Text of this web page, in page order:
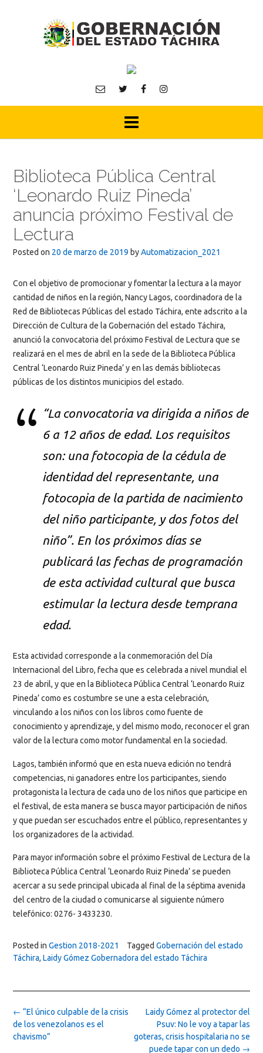
Biblioteca Pública Central
‘Leonardo Ruiz Pineda’
anuncia próximo Festival de
Lectura
Posted on 20 de marzo de 2019 byAutomatizacion_2021
Con el objetivo de promocionar y fomentar la lectura a la mayor
cantidad de niños en la región, Nancy Lagos, coordinadora de la
Red de Bibliotecas Públicas del estado Táchira, ente adscrito a la
Dirección de Cultura de la Gobernación del estado Táchira,
anunció la convocatoria del próximo Festival de Lectura que se
realizará en el mes de abril en la sede de la Biblioteca Pública
Central ‘Leonardo Ruiz Pineda’ y en las demás bibliotecas
públicas de los distintos municipios del estado.
“La convocatoria va dirigida a niños de
6 a 12 años de edad. Los requisitos
son: una fotocopia de la cédula de
identidad del representante, una
fotocopia de la partida de nacimiento
del niño participante, y dos fotos del
niño”. En los próximos días se
publicará las fechas de programación
de esta actividad cultural que busca
estimular la lectura desde temprana
edad.
Esta actividad corresponde a la conmemoración del Día
Internacional del Libro, fecha que es celebrada a nivel mundial el
23 de abril, y que en la Biblioteca Pública Central ‘Leonardo Ruiz
Pineda’ como es costumbre se une a esta celebración,
vinculando a los niños con los libros como fuente de
conocimiento y aprendizaje, y del mismo modo, reconocer el gran
valor de la lectura como motor fundamental en la sociedad.
Lagos, también informó que en esta nueva edición no tendrá
competencias, ni ganadores entre los participantes, siendo
protagonista la lectura de cada uno de los niños que participe en
el festival, de esta manera se busca mayor participación de niños
y que puedan ser escuchados entre el público, representantes y
los organizadores de la actividad.
Para mayor información sobre el próximo Festival de Lectura de la
Biblioteca Pública Central ‘Leonardo Ruiz Pineda’ se pueden
acercar a su sede principal ubicada al final de la séptima avenida
del centro de la ciudad o comunicarse al siguiente número
telefónico: 0276- 3433230.
Posted in Gestion 2018-2021 Tagged Gobernación del estado
Táchira, Laidy Gómez Gobernadora del estado Táchira
Post
navigation
Laidy Gómez al protector del
Psuv: No le voy a tapar las
goteras, crisis hospitalaria no se
puede tapar con un dedo →
← “El único culpable de la crisis
de los venezolanos es el
chavismo”